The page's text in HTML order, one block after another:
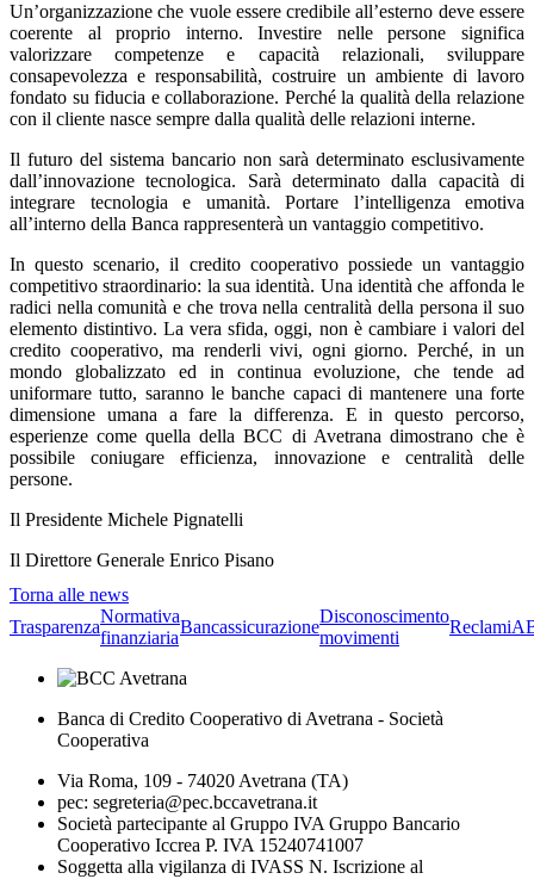
Un’organizzazione che vuole essere credibile all’esterno deve essere
coerente al proprio interno. Investire nelle persone significa
valorizzare competenze e capacità relazionali, sviluppare
consapevolezza e responsabilità, costruire un ambiente di lavoro
fondato su fiducia e collaborazione. Perché la qualità della relazione
con il cliente nasce sempre dalla qualità delle relazioni interne.
Il futuro del sistema bancario non sarà determinato esclusivamente
dall’innovazione tecnologica. Sarà determinato dalla capacità di
integrare tecnologia e umanità. Portare l’intelligenza emotiva
all’interno della Banca rappresenterà un vantaggio competitivo.
In questo scenario, il credito cooperativo possiede un vantaggio
competitivo straordinario: la sua identità. Una identità che affonda le
radici nella comunità e che trova nella centralità della persona il suo
elemento distintivo. La vera sfida, oggi, non è cambiare i valori del
credito cooperativo, ma renderli vivi, ogni giorno. Perché, in un
mondo globalizzato ed in continua evoluzione, che tende ad
uniformare tutto, saranno le banche capaci di mantenere una forte
dimensione umana a fare la differenza. E in questo percorso,
esperienze come quella della BCC di Avetrana dimostrano che è
possibile coniugare efficienza, innovazione e centralità delle
persone.
Il Presidente Michele Pignatelli
Il Direttore Generale Enrico Pisano
Torna alle news
Trasparenza
Normativa
finanziaria
Bancassicurazione
Disconoscimento
movimenti
Reclami
Banca di Credito Cooperativo di Avetrana - Società
Cooperativa
Via Roma, 109 - 74020 Avetrana (TA)
pec: segreteria@pec.bccavetrana.it
Società partecipante al Gruppo IVA Gruppo Bancario
Cooperativo Iccrea P. IVA 15240741007
Soggetta alla vigilanza di IVASS N. Iscrizione al